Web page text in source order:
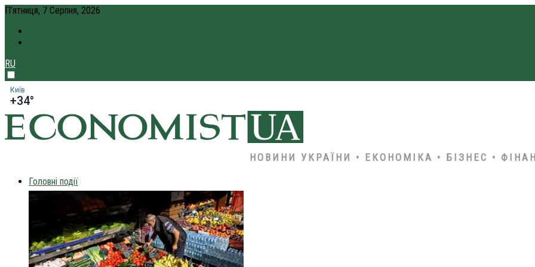
П’ятниця, 7 Серпня, 2026
RU
Київ
+34°
НОВИНИ УКРАЇНИ • ЕКОНОМІКА • БІЗНЕС •
Головні події